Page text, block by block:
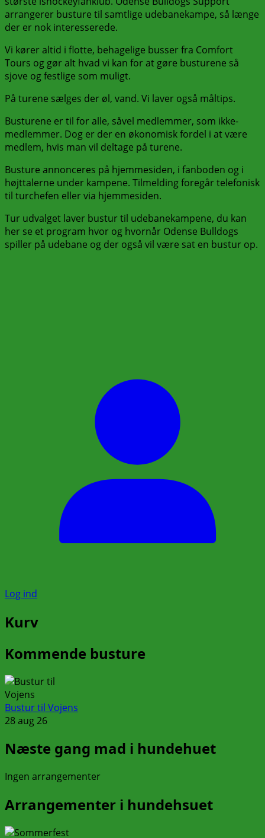
arrangerer busture til samtlige udebanekampe, så længe
der er nok interesserede.
Vi kører altid i flotte, behagelige busser fra Comfort
Tours og gør alt hvad vi kan for at gøre busturene så
sjove og festlige som muligt.
På turene sælges der øl, vand. Vi laver også måltips.
Busturene er til for alle, såvel medlemmer, som ikke-
medlemmer. Dog er der en økonomisk fordel i at være
medlem, hvis man vil deltage på turene.
Busture annonceres på hjemmesiden, i fanboden og i
højttalerne under kampene. Tilmelding foregår telefonisk
til turchefen eller via hjemmesiden.
Tur udvalget laver bustur til udebanekampene, du kan
her se et program hvor og hvornår Odense Bulldogs
spiller på udebane og der også vil være sat en bustur op.
Log ind
Kurv
Kommende busture
Bustur til Vojens
28 aug 26
Næste gang mad i hundehuet
Ingen arrangementer
Arrangementer i hundehsuet